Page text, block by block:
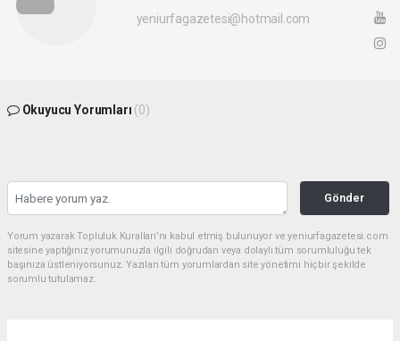
yeniurfagazetesi@hotmail.com
Okuyucu Yorumları (0)
Gönder
Yorum yazarak Topluluk Kuralları’nı kabul etmiş bulunuyor ve yeniurfagazetesi.com
sitesine yaptığınız yorumunuzla ilgili doğrudan veya dolaylı tüm sorumluluğu tek
başınıza üstleniyorsunuz. Yazılan tüm yorumlardan site yönetimi hiçbir şekilde
sorumlu tutulamaz.